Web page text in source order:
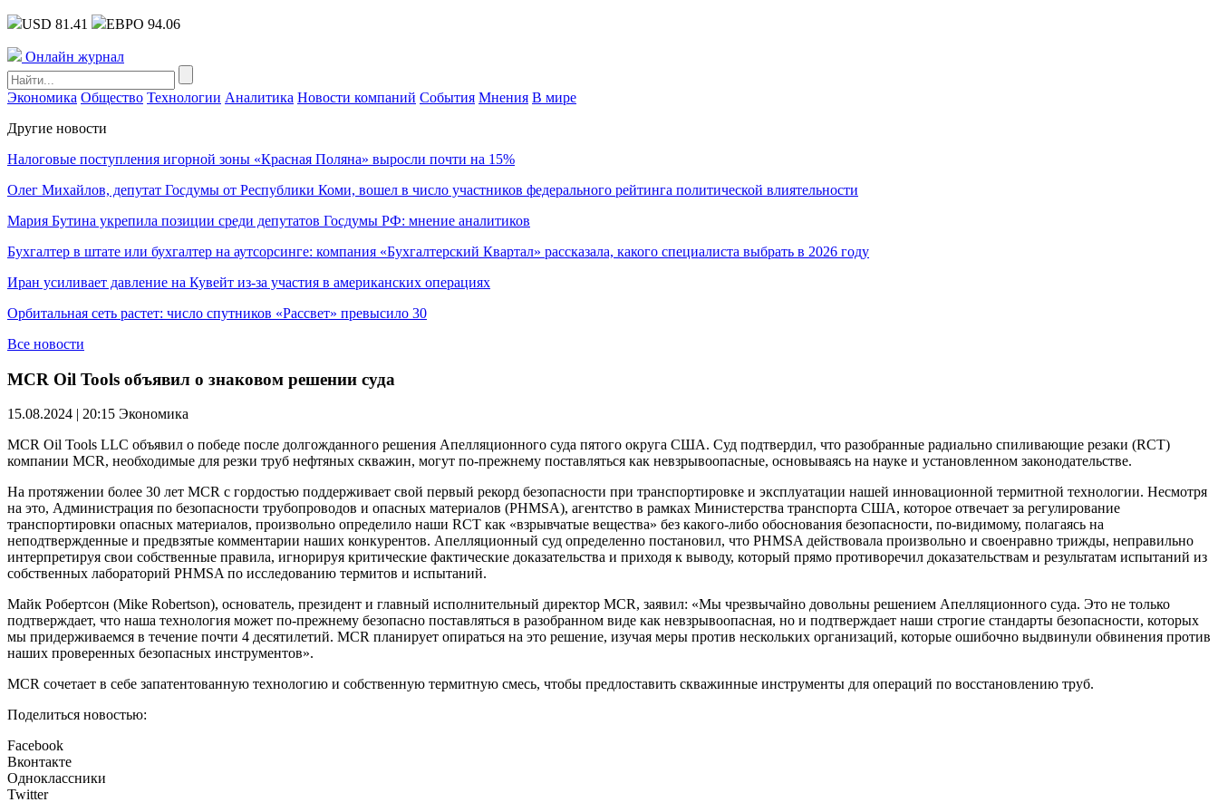
USD 81.41 ЕВРО 94.06
Онлайн журнал
Экономика Общество Технологии Аналитика Новости компаний События Мнения В мире
Другие новости
Налоговые поступления игорной зоны «Красная Поляна» выросли почти на 15%
Олег Михайлов, депутат Госдумы от Республики Коми, вошел в число участников федерального рейтинга политической влиятельности
Мария Бутина укрепила позиции среди депутатов Госдумы РФ: мнение аналитиков
Бухгалтер в штате или бухгалтер на аутсорсинге: компания «Бухгалтерский Квартал» рассказала, какого специалиста выбрать в 2026 году
Иран усиливает давление на Кувейт из-за участия в американских операциях
Орбитальная сеть растет: число спутников «Рассвет» превысило 30
Все новости
MCR Oil Tools объявил о знаковом решении суда
15.08.2024 | 20:15 Экономика
MCR Oil Tools LLC объявил о победе после долгожданного решения Апелляционного суда пятого округа США. Суд подтвердил, что разобранные радиально спиливающие резаки (RCT)
компании MCR, необходимые для резки труб нефтяных скважин, могут по-прежнему поставляться как невзрывоопасные, основываясь на науке и установленном законодательстве.
На протяжении более 30 лет MCR с гордостью поддерживает свой первый рекорд безопасности при транспортировке и эксплуатации нашей инновационной термитной технологии. Несмотря
на это, Администрация по безопасности трубопроводов и опасных материалов (PHMSA), агентство в рамках Министерства транспорта США, которое отвечает за регулирование
транспортировки опасных материалов, произвольно определило наши RCT как «взрывчатые вещества» без какого-либо обоснования безопасности, по-видимому, полагаясь на
неподтвержденные и предвзятые комментарии наших конкурентов. Апелляционный суд определенно постановил, что PHMSA действовала произвольно и своенравно трижды, неправильно
интерпретируя свои собственные правила, игнорируя критические фактические доказательства и приходя к выводу, который прямо противоречил доказательствам и результатам испытаний из
собственных лабораторий PHMSA по исследованию термитов и испытаний.
Майк Робертсон (Mike Robertson), основатель, президент и главный исполнительный директор MCR, заявил: «Мы чрезвычайно довольны решением Апелляционного суда. Это не только
подтверждает, что наша технология может по-прежнему безопасно поставляться в разобранном виде как невзрывоопасная, но и подтверждает наши строгие стандарты безопасности, которых
мы придерживаемся в течение почти 4 десятилетий. MCR планирует опираться на это решение, изучая меры против нескольких организаций, которые ошибочно выдвинули обвинения против
наших проверенных безопасных инструментов».
MCR сочетает в себе запатентованную технологию и собственную термитную смесь, чтобы предлоставить скважинные инструменты для операций по восстановлению труб.
Поделиться новостью:
Facebook
Вконтакте
Одноклассники
Twitter